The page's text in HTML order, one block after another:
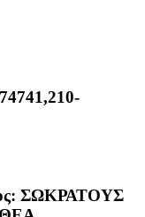
ΣΩΚΡΑΤΟΥΣ